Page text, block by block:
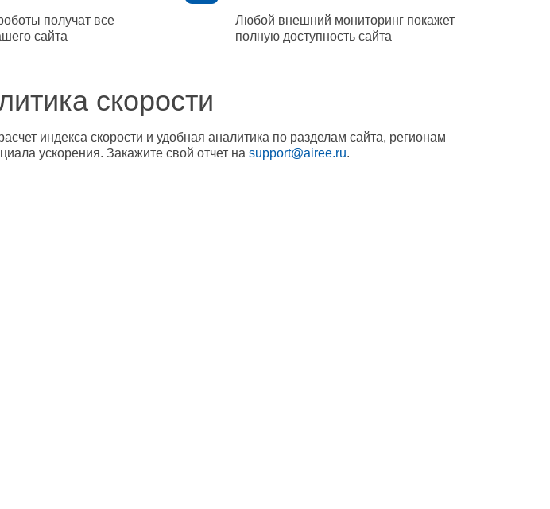
получат все
сайта
Любой внешний мониторинг покажет
полную доступность сайта
скорости
индекса скорости и удобная аналитика по разделам сайта, регионам
ускорения. Закажите свой отчет на support@airee.ru.